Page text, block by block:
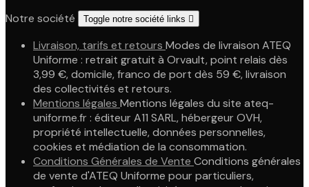
Notre société Toggle notre société links 
Livraison, tarifs et retours Modes de livraison ATEQ
Uniforme : retrait gratuit à Orvault, point relais dès
3,99 €, domicile, franco de port dès 59 €, livraison
des collectivités et retours.
Mentions légales Mentions légales du site ateq-
uniforme.fr : éditeur A11 SARL, hébergeur OVH,
propriété intellectuelle, données personnelles,
cookies et médiation de la consommation.
Conditions Générales de Vente Conditions générales
de vente d'ATEQ Uniforme pour particuliers,